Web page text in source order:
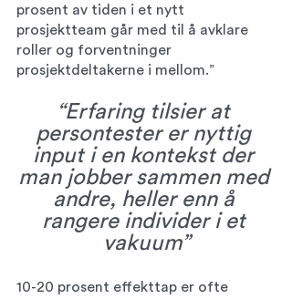
prosent av tiden i et nytt
prosjektteam går med til å avklare
roller og forventninger
prosjektdeltakerne i mellom.”
“Erfaring tilsier at
persontester er nyttig
input i en kontekst der
man jobber sammen med
andre, heller enn å
rangere individer i et
vakuum”
10-20 prosent effekttap er ofte